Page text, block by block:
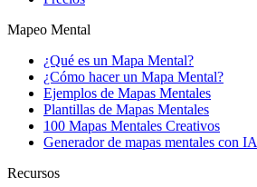
Mapeo Mental
¿Qué es un Mapa Mental?
¿Cómo hacer un Mapa Mental?
Ejemplos de Mapas Mentales
Plantillas de Mapas Mentales
100 Mapas Mentales Creativos
Generador de mapas mentales con IA
Recursos